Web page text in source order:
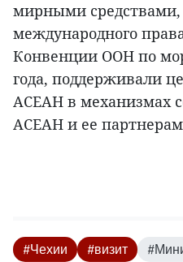
мирными средствами,
международного
Конвенции ООН по
года, поддерживали
АСЕАН в механизмах
АСЕАН и ее
#Чехии #визит